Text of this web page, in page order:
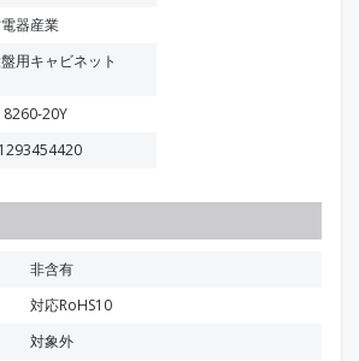
器産業
用キャビネット
8260-20Y
非含有
対応RoHS10
対象外